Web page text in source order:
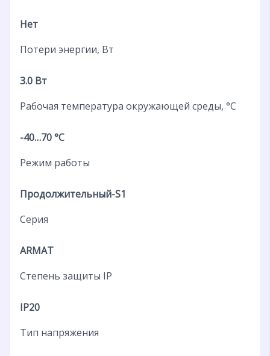
Нет
Потери энергии, Вт
3.0 Вт
Рабочая температура окружающей среды, °C
-40…70 °C
Режим работы
Продолжительный-S1
Серия
ARMAT
Степень защиты IP
IP20
Тип напряжения